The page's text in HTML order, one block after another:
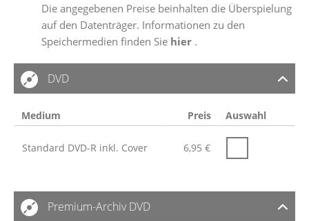
Die angegebenen Preise beinhalten die Überspielung
auf den Datenträger. Informationen zu den
Speichermedien finden Sie hier .
DVD
Medium Preis Auswahl
Standard DVD-R inkl. Cover 6,95 €
Premium-Archiv DVD